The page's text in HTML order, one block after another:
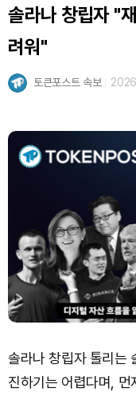
솔라나 창립자 "
려워"
토큰포스트 속보
솔라나 창립자 톨리는
진하기는 어렵다며, 먼